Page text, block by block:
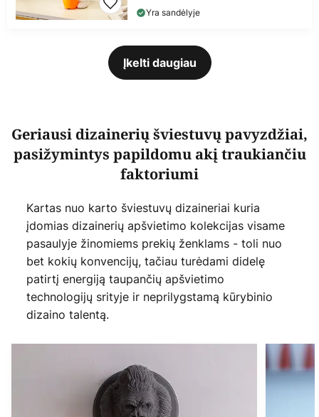
Yra sandėlyje
Įkelti daugiau
Geriausi dizainerių šviestuvų pavyzdžiai,
pasižymintys papildomu akį traukiančiu
faktoriumi
Kartas nuo karto šviestuvų dizaineriai kuria
įdomias dizainerių apšvietimo kolekcijas visame
pasaulyje žinomiems prekių ženklams - toli nuo
bet kokių konvencijų, tačiau turėdami didelę
patirtį energiją taupančių apšvietimo
technologijų srityje ir neprilygstamą kūrybinio
dizaino talentą.